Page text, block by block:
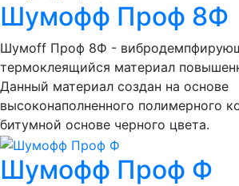
Шумофф Проф 8Ф
Шумоff Проф 8Ф -
термоклеящийся материал
Данный материал создан на основе
высоконаполненного полимерного
битумной основе черного цвета.
Шумофф Проф Ф